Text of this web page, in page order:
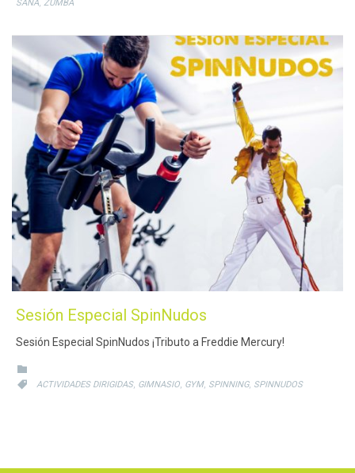
SANA, ZUMBA
Sesión Especial SpinNudos
Sesión Especial SpinNudos ¡Tributo a Freddie Mercury!

 CATEGORY
ACTIVIDADES DIRIGIDAS, GIMNASIO GYM, SPINNING, SPINNUDOS